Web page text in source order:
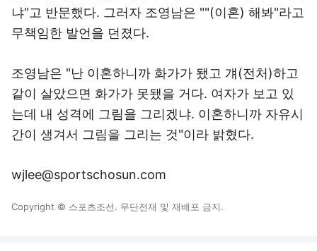
냐"고 반문했다. 그러자 조영남은 ""(이혼) 해봐"라고
무책임한 발언을 던졌다.
조영남은 "난 이혼하니까 화가가 됐고 걔(전처)하고
같이 살았으면 화가가 못됐을 거다. 여자가 보고 있
는데 내 성격에 그림을 그리겠냐. 이혼하니까 자유시
간이 생겨서 그림을 그리는 것"이라 밝혔다.
wjlee@sportschosun.com
Copyright © 스포츠조선. 무단전재 및 재배포 금지.